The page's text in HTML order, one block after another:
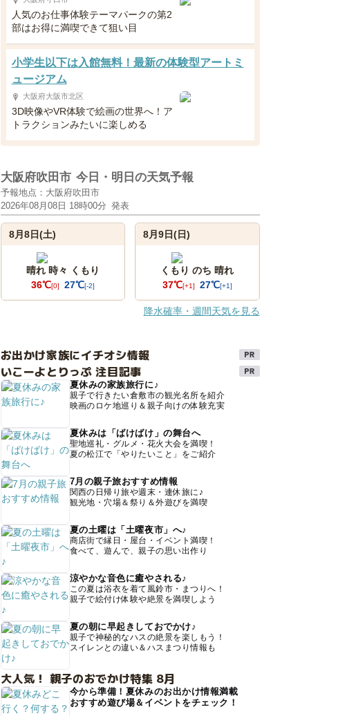
人気のお仕事体験テーマパークの第2
部はお得に満喫できて狙い目
小学生以下は入館無料！最新の体験型アートミ
ュージアム
大阪府大阪市北区
3D映像やVR体験で絵画の世界へ！ア
トラクションみたいに楽しめる
大阪府吹田市 今日・明日の天気予報
予報地点：大阪府吹田市
2026年08月08日 18時00分 発表
8月8日(土)
晴れ 時々 くもり
36℃[0] 27℃[-2]
8月9日(日)
くもり のち 晴れ
37℃[+1] 27℃[+1]
降水確率・週間天気を見る
お出かけ家族にイチオシ情報
いこーよとりっぷ 注目記事
夏休みの家族旅行に♪
親子で行きたい倉敷市の観光名所を紹介
映画のロケ地巡り＆親子向けの体験充実
夏休みは「ばけばけ」の舞台へ
聖地巡礼・グルメ・花火大会を満喫！
夏の松江で「やりたいこと」をご紹介
7月の親子旅おすすめ情報
関西の日帰り旅や週末・連休旅に♪
観光地・穴場＆祭り＆外遊びを満喫
夏の土曜は「土曜夜市」へ♪
商店街で縁日・屋台・イベント満喫！
食べて、遊んで、親子の思い出作り
涼やかな音色に癒やされる♪
この夏は浴衣を着て風鈴市・まつりへ！
親子で絵付け体験や絶景を満喫しよう
夏の朝に早起きしておでかけ♪
親子で神秘的なハスの絶景を楽しもう！
スイレンとの違い＆ハスまつり情報も
大人気！ 親子のおでかけ特集 8月
今から準備！夏休みのお出かけ情報満載
おすすめ遊び場＆イベントをチェック！